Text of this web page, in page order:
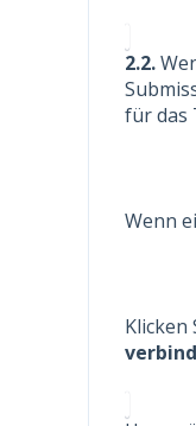
2.2.
für das
Wenn
Klicken